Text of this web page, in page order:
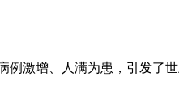
激增、人满为患，引发了世